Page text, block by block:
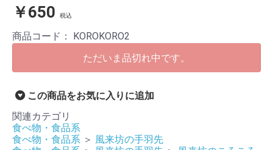
￥650 税込
商品コード： KOROKORO2
ただいま品切れ中です。
この商品をお気に入りに追加
関連カテゴリ
食べ物・食品系
食べ物・食品系 ＞ 風来坊の手羽先